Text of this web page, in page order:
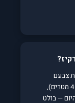
צבעם
מקרקעית בהירה (חול וגיר), עומק רדוד (1–4 מטרים),
— בולט